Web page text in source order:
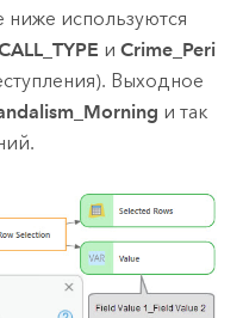
используются
иCrime_Peri
Выходное
и так